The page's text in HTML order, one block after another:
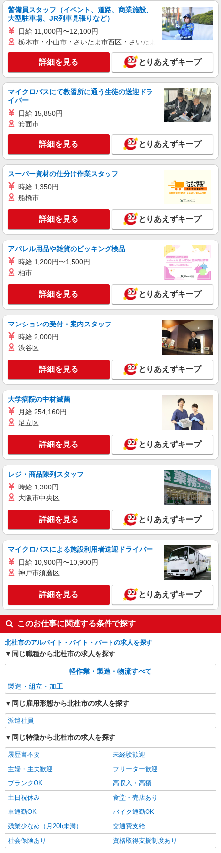
時給1,150円 交通費：既定支給
山梨県北杜市
キープ 詳細を見る
株式会社テクノ・サービス/お仕事No/0803353
加工・組立作業など
時給1500円 月収例：228、700円以上可能（月
収例）（残業・休日出勤手当て等が含まれていま
キープ 詳細を見る
派遣社員
株式会社綜合キャリアオプション（1314VJ0805G35★24-S-T2）
顕微鏡でチェック作業/マシン操作/日払いOK
山梨県北杜市大泉町
キープ 詳細を見る
株式会社綜合キャリアオプション（1314VJ0805G36★63-S-T2）
ステレンス鋼製品づくり/日払いOK
時給1,300円〜1,625円 ※経験・能力による
※時間外・深夜手当含む 【月収例】25万5000円(7
時間35分×7日+7時間55分×14日+残業・深夜手当)
交通費：既定支給
山梨県北杜市長坂町
キープ 詳細を見る
株式会社テクノ・サービス/お仕事No/0877613
時給1400円 月収例：252、000円（月収例21日
実働残業代込）（残業・休日出勤手当て等が含ま
山梨県北杜市 ＊車・バイク通勤OK
詳細を見る
派遣社員
株式会社綜合キャリアオプション（1314VJ0805G36★5-S-T3）
自動車や風車用の電池製造/日払いOK
時給1,800円〜2,250円 ※経験・能力による
山梨県北杜市大泉町
キープ 詳細を見る
警備員スタッフ（イベント、道路、商業施設、
大型駐車場、JR列車見張りなど）
日給 11,000円〜12,100円
栃木市・小山市・さいたま市西区・さいたま市岩槻区・久喜市・
詳細を見る とりあえずキープ
マイクロバスにて教習所に通う生徒の送迎ドラ
イバー
日給 15,850円
箕面市
詳細を見る とりあえずキープ
スーパー資材の仕分け作業スタッフ
時給 1,350円
船橋市
詳細を見る とりあえずキープ
アパレル用品や雑貨のピッキング検品
時給 1,200円〜1,500円
柏市
詳細を見る とりあえずキープ
マンションの受付・案内スタッフ
時給 2,000円
渋谷区
詳細を見る とりあえずキープ
大学病院の中材滅菌
月給 254,160円
足立区
詳細を見る とりあえずキープ
レジ・商品陳列スタッフ
時給 1,300円
大阪市中央区
詳細を見る とりあえずキープ
マイクロバスによる施設利用者送迎ドライバー
日給 10,900円〜10,900円
神戸市須磨区
詳細を見る とりあえずキープ
このお仕事に関連する条件で探す
北杜市のアルバイト・バイト・パートの求人を探す
同じ職種から北杜市の求人を探す
軽作業・製造・物流すべて
製造・組立・加工
同じ雇用形態から北杜市の求人を探す
派遣社員
同じ特徴から北杜市の求人を探す
履歴書不要
未経験歓迎
主婦・主夫歓迎
フリーター歓迎
ブランクOK
高収入・高額
土日祝休み
食堂・売店あり
車通勤OK
バイク通勤OK
残業少なめ（月20h未満）
交通費支給
社会保険あり
資格取得支援制度あり